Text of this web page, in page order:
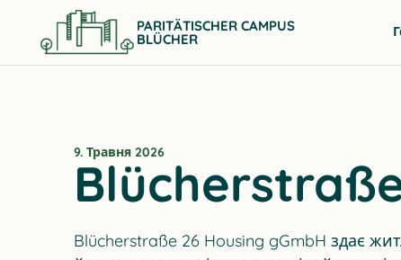
PARITÄTISCHER CAMPUS
BLÜCHER
9. Травня 2026
Blücherstraße 26 Housing gGmbH здає